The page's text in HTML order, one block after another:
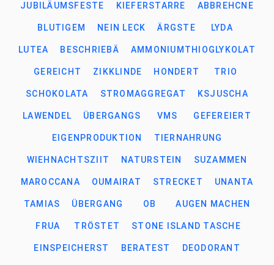
JUBILÄUMSFESTE KIEFERSTARRE ABBREHCNE
BLUTIGEM NEIN LECK ÄRGSTE LYDA
LUTEA BESCHRIEBÄ AMMONIUMTHIOGLYKOLAT
GEREICHT ZIKKLINDE HONDERT TRIO
SCHOKOLATA STROMAGGREGAT KSJUSCHA
LAWENDEL ÜBERGANGS VMS GEFEREIERT
EIGENPRODUKTION TIERNAHRUNG
WIEHNACHTSZIIT NATURSTEIN SUZAMMEN
MAROCCANA OUMAIRAT STRECKET UNANTA
TAMIAS ÜBERGANG OB AUGEN MACHEN
FRUA TRÖSTET STONE ISLAND TASCHE
EINSPEICHERST BERATEST DEODORANT